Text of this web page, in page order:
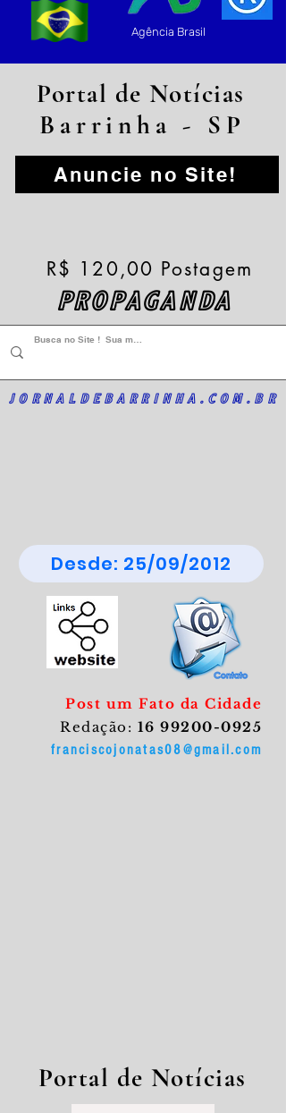
Agência Brasil
Anuncie no Site!
PROPAGANDA
R$ 120,00 Postagem
JORNALDEBARRINHA.COM.BR
Barrinha - SP
Desde: 25/09/2012
Post um Fato da Cidade
Redação: 16 99200-0925
franciscojonatas08@gmail.com
Portal de Notícias
Portal de Notícias